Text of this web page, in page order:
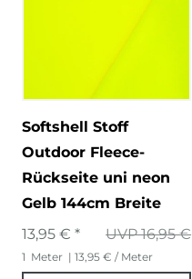
Softshell Stoff
Outdoor Fleece-
Rückseite uni neon
Gelb 144cm Breite
UVP 16,95 €
13,95 € *
1 Meter | 13,95 € / Meter